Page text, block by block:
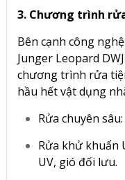
3. Chương trình
Bên cạnh công
Junger Leopard
chương trình rửa
hầu hết vật dụng
Rửa chuyên
Rửa khử khuẩn
UV, gió đối lưu.